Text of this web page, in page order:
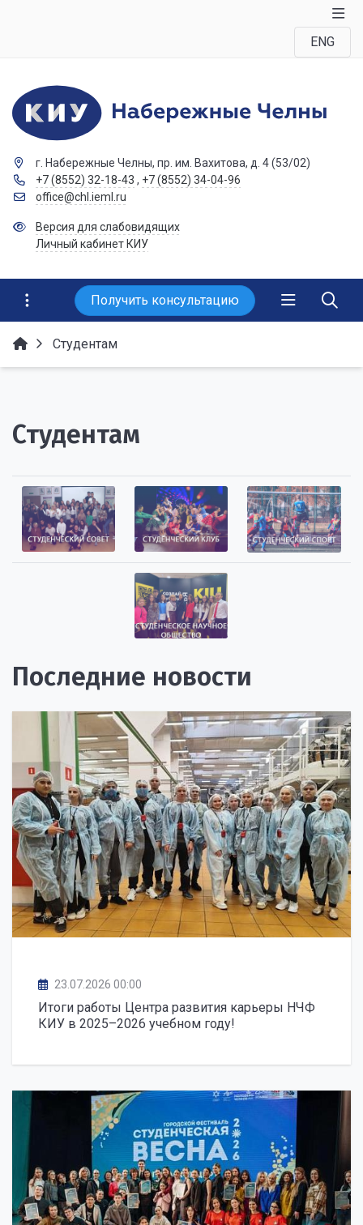
ENG
г. Набережные Челны, пр. им. Вахитова, д. 4 (53/02)
+7 (8552) 32-18-43 , +7 (8552) 34-04-96
office@chl.ieml.ru
Версия для слабовидящих
Личный кабинет КИУ
Получить консультацию
Студентам
Студентам
Последние новости
23.07.2026 00:00
Итоги работы Центра развития карьеры НЧФ
КИУ в 2025–2026 учебном году!